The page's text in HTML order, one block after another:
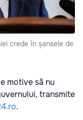
crede în șansele de
motive să nu
transmite
.